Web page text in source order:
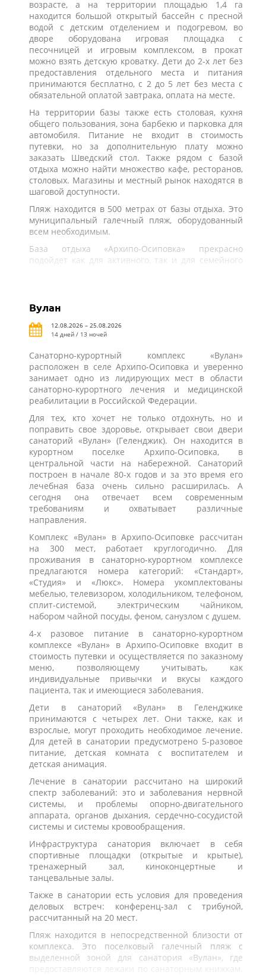
возрасте, а на территории площадью 1,4 га
находится большой открытый бассейн с пресной
водой с детским отделением и подогревом, во
дворе оборудована игровая площадка с
песочницей и игровым комплексом, в прокат
можно взять детскую кроватку. Дети до 2-х лет без
предоставления отдельного места и питания
принимаются бесплатно, с 2 до 5 лет без места с
обязательной оплатой завтрака, оплата на месте.
На территории базы также есть столовая, кухня
общего пользования, зона барбекю и парковка для
автомобиля. Питание не входит в стоимость
путевки, но за дополнительную плату можно
заказать Шведский стол. Также рядом с базой
отдыха можно найти множество кафе, ресторанов,
столовых. Магазины и местный рынок находятся в
шаговой доступности.
Пляж находится в 500 метрах от базы отдыха. Это
муниципальный галечный пляж, оборудованный
всем необходимым.
База отдыха «Архипо-Осиповка» прекрасно
подойдет как для активного, так и для семейного
Вулан
12.08.2026 – 25.08.2026
14 дней / 13 ночей
Санаторно-курортный комплекс «Вулан»
расположен в селе Архипо-Осиповка и уверенно
занимает одно из лидирующих мест в области
санаторно-курортного лечения и медицинской
реабилитации в Российской Федерации.
Для тех, кто хочет не только отдохнуть, но и
поправить свое здоровье, открывает свои двери
санаторий «Вулан» (Геленджик). Он находится в
курортном поселке Архипо-Осиповка, в
центральной части на набережной. Санаторий
построен в начале 80-х годов и за это время его
лечебная база очень сильно расширилась. А
сегодня она отвечает всем современным
требованиям и охватывает различные
направления.
Комплекс «Вулан» в Архипо-Осиповке рассчитан
на 300 мест, работает круглогодично. Для
проживания в санаторно-курортном комплексе
предлагаются номера категорий: «Стандарт»,
«Студия» и «Люкс». Номера укомплектованы
мебелью, телевизором, холодильником, телефоном,
сплит-системой, электрическим чайником,
набором чайной посуды, феном, санузлом с душем.
4-х разовое питание в санаторно-курортном
комплексе «Вулан» в Архипо-Осиповке входит в
стоимость путевки и осуществляется по заказному
меню, позволяющему учитывать, как
индивидуальные привычки и вкусы каждого
пациента, так и имеющиеся заболевания.
Дети в санаторий «Вулан» в Геленджике
принимаются с четырех лет. Они также, как и
взрослые, могут проходить необходимое лечение.
Для детей в санатории предусмотрено 5-разовое
питание, детская комната с воспитателем и
детская анимация.
Лечение в санатории рассчитано на широкий
спектр заболеваний: это и заболевания нервной
системы, и проблемы опорно-двигательного
аппарата, органов дыхания, сердечно-сосудистой
системы и системы кровообращения.
Инфраструктура санатория включает в себя
спортивные площадки (открытые и крытые),
тренажерный зал, киноконцертные и
танцевальные залы.
Также в санатории есть условия для проведения
деловых встреч: конференц-зал с трибуной,
рассчитанный на 20 мест.
Пляж находится в непосредственной близости от
комплекса. Это поселковый галечный пляж с
выделенной зоной для санатория «Вулан», где
предоставляются лежаки по санаторным книжкам.